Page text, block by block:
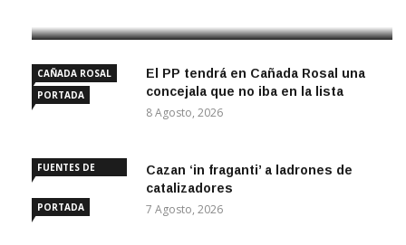
CAÑADA ROSAL
PORTADA
El PP tendrá en Cañada Rosal una
concejala que no iba en la lista
8 Agosto, 2026
FUENTES DE
PORTADA
Cazan ‘in fraganti’ a ladrones de
catalizadores
7 Agosto, 2026